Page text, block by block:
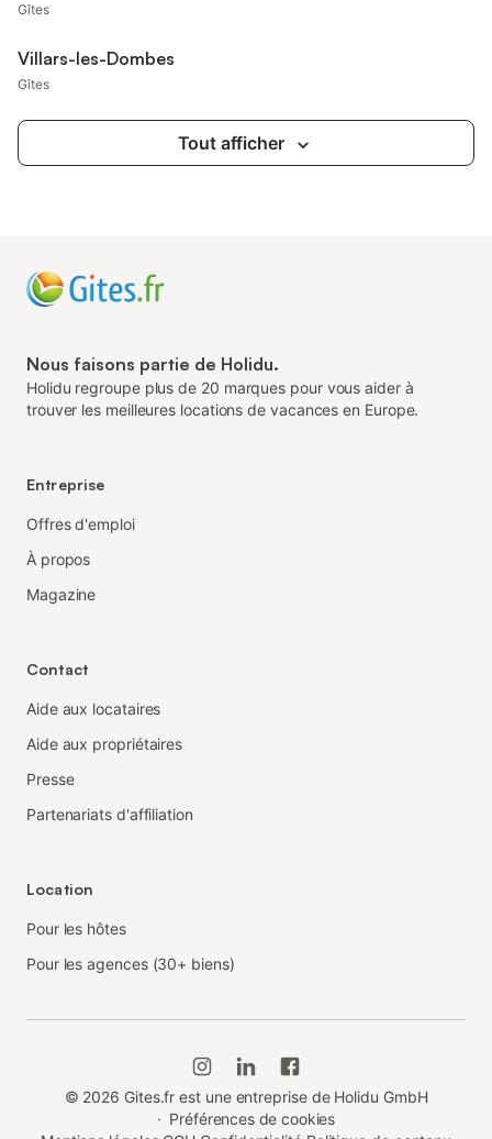
Gîtes
Villars-les-Dombes
Gîtes
Tout afficher
Nous faisons partie de Holidu.
Holidu regroupe plus de 20 marques pour vous aider à
trouver les meilleures locations de vacances en Europe.
Entreprise
Offres d'emploi
À propos
Magazine
Contact
Aide aux locataires
Aide aux propriétaires
Presse
Partenariats d'affiliation
Location
Pour les hôtes
Pour les agences (30+ biens)
© 2026 Gites.fr est une entreprise de Holidu GmbH
· Préférences de cookies